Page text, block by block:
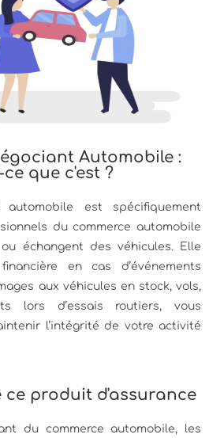
Automobile :
ce que c'est ?
automobile est spécifiquement
du commerce automobile
échangent des véhicules. Elle
en cas d’événements
aux véhicules en stock, vols,
lors d’essais routiers, vous
l’intégrité de votre activité
ce produit d'assurance
du commerce automobile, les